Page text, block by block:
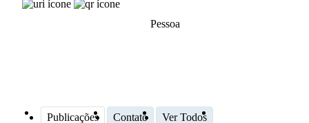
Pessoa
Publicações Contato Ver Todos